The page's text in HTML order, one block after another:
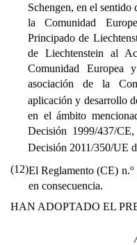
Schengen, en el
la Comunidad
Principado de
de Liechtenstein al
Comunidad Europea
asociación de la
aplicación y desarrollo
en el ámbito
Decisión 1999/437/
Decisión 2011/350/UE
(12)El Reglamento (CE) n.o
en consecuencia.
HAN ADOPTADO EL